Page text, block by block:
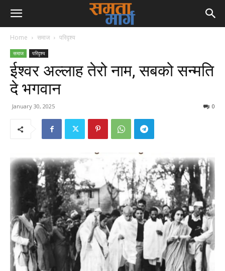
Home समाज परिदृश्य
समाज परिदृश्य
ईश्वर अल्लाह तेरो नाम, सबको सन्मति
दे भगवान
January 30, 2025 0